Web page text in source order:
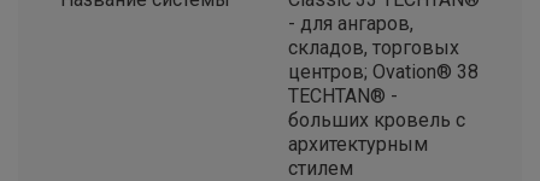
- для ангаров,
складов, торговых
центров; Ovation® 38
TECHTAN® -
больших кровель с
архитектурным
стилем